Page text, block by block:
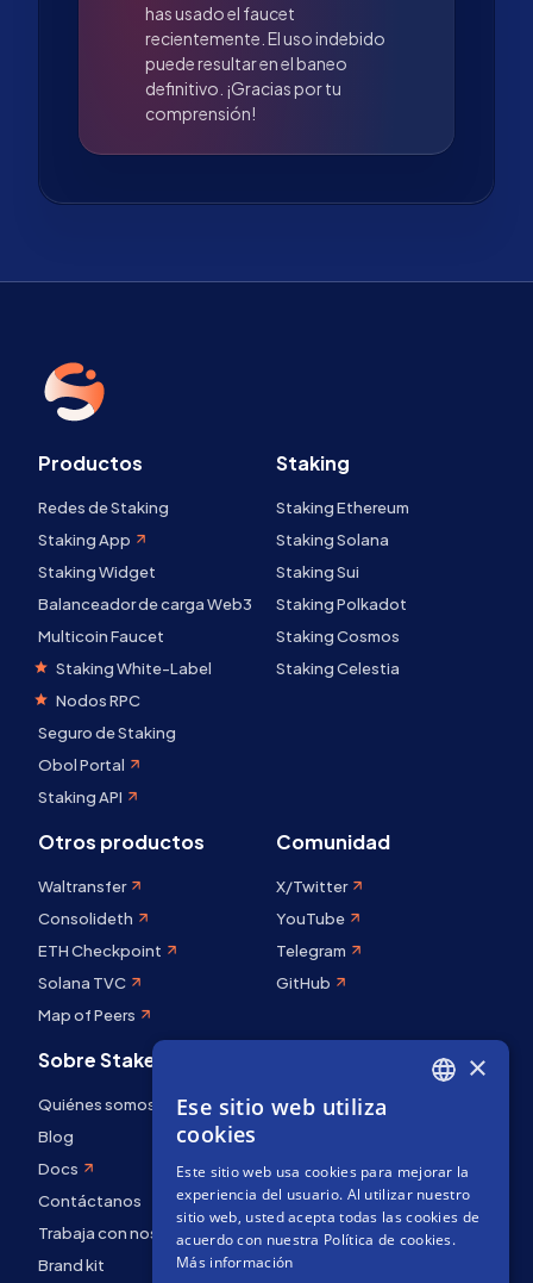
has usado el faucet
recientemente. El uso indebido
puede resultar en el baneo
definitivo. ¡Gracias por tu
comprensión!
Productos
Redes de Staking
Staking App
Staking Widget
Balanceador de carga Web3
Multicoin Faucet
Staking White-Label
Nodos RPC
Seguro de Staking
Obol Portal
Staking API
Staking
Staking Ethereum
Staking Solana
Staking Sui
Staking Polkadot
Staking Cosmos
Staking Celestia
Otros productos
Waltransfer
Consolideth
ETH Checkpoint
Solana TVC
Map of Peers
Comunidad
X/Twitter
YouTube
Telegram
GitHub
Sobre Stakely
Quiénes somos
Blog
Docs
Contáctanos
Trabaja con nosotros
Brand kit
FRENCH
×
Ese sitio web utiliza
cookies
Este sitio web usa cookies para mejorar la
experiencia del usuario. Al utilizar nuestro
sitio web, usted acepta todas las cookies de
acuerdo con nuestra Política de cookies.
Más información